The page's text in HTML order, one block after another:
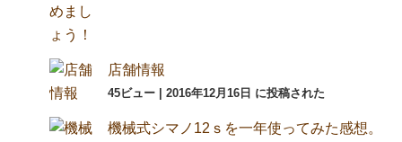
店舗情報
45ビュー 2016年12月16日 に投稿された
機械式シマノ12ｓを一年使ってみた感想。